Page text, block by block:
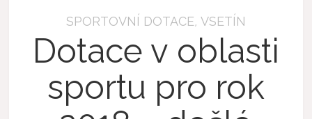
SPORTOVNÍ DOTACE, VSETÍN
Dotace v oblasti
sportu pro rok